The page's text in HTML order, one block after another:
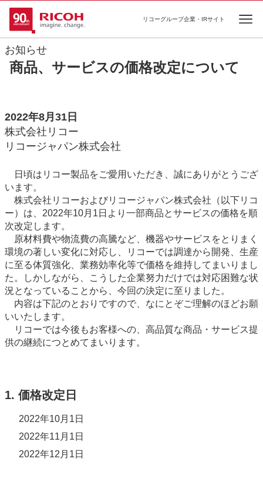
リコーグループ企業・IRサイト
お知らせ
商品、サービスの価格改定について
2022年8月31日
株式会社リコー
リコージャパン株式会社
日頃はリコー製品をご愛用いただき、誠にありがとうござ
います。
株式会社リコーおよびリコージャパン株式会社（以下リコ
ー）は、2022年10月1日より一部商品とサービスの価格を順
次改定します。
原材料費や物流費の高騰など、機器やサービスをとりまく
環境の著しい変化に対応し、リコーでは調達から開発、生産
に至る体質強化、業務効率化等で価格を維持してまいりまし
た。しかしながら、こうした企業努力だけでは対応困難な状
況となっていることから、今回の決定に至りました。
内容は下記のとおりですので、なにとぞご理解のほどお願
いいたします。
リコーでは今後もお客様への、高品質な商品・サービス提
供の継続につとめてまいります。
1. 価格改定日
2022年10月1日
2022年11月1日
2022年12月1日